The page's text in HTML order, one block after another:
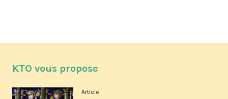
KTO vous propose
Article